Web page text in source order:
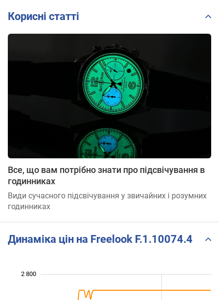
Корисні статті
Все, що вам потрібно знати про підсвічування в
годинниках
Види сучасного підсвічування у звичайних і розумних
годинниках
Динаміка цін на Freelook F.1.10074.4
2 800